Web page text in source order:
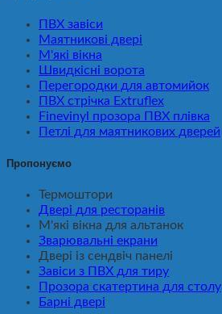
ПВХ завіси
Маятникові двері
М'які вікна
Швидкісні ворота
Перегородки для автомийок
ПВХ стрічка Extruflex
Finevinyl прозора ПВХ плівка
Петлі для маятникових дверей
Пропонуємо
Термоштори
Двері для ресторанів
М'які вікна для альтанок
Зварювальні екрани
Двері із сендвіч панелі
Завіси з ПВХ для тиру
Прозора скатертина для столу
Барні двері